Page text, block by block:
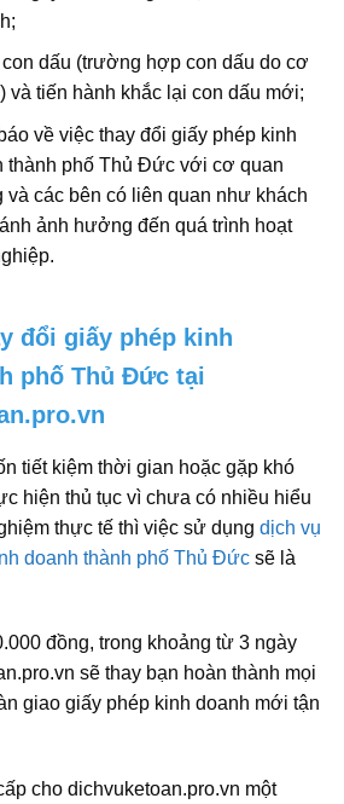
con dấu (trường hợp con dấu do cơ
và tiến hành khắc lại con dấu mới;
về việc thay đổi giấy phép kinh
thành phố Thủ Đức với cơ quan
và các bên có liên quan như khách
ảnh hưởng đến quá trình hoạt
đổi giấy phép kinh
phố Thủ Đức tại
tiết kiệm thời gian hoặc gặp khó
hiện thủ tục vì chưa có nhiều hiểu
thực tế thì việc sử dụng dịch vụ
doanh thành phố Thủ Đức sẽ là
đồng, trong khoảng từ 3 ngày
sẽ thay bạn hoàn thành mọi
giao giấy phép kinh doanh mới tận
cho dichvuketoan.pro.vn một